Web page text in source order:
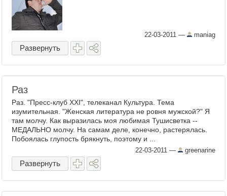
22-03-2011 — maniag
Развернуть
Раз
Раз. "Пресс-клуб XXI", телеканал Культура. Тема
изумительная. "Женская литература не ровня мужской?" Я
там молчу. Как выразилась моя любимая Тушисветка --
МЕДАЛЬНО молчу. На самам деле, конечно, растерялась.
Побоялась глупость брякнуть, поэтому и ...
22-03-2011 — greenarine
Развернуть